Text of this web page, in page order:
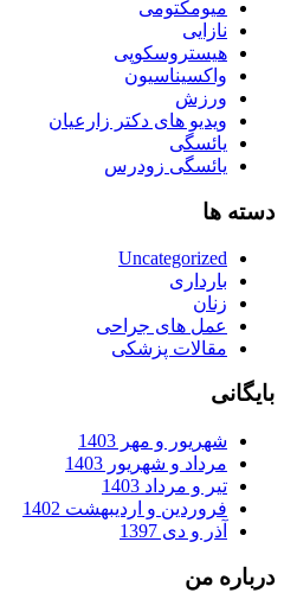
میومکتومی
نازایی
هیستروسکوپی
واکسیناسیون
ورزش
ویدیو های دکتر زارعیان
یائسگی
یائسگی زودرس
دسته ها
Uncategorized
بارداری
زنان
عمل های جراحی
مقالات پزشکی
بایگانی
شهریور و مهر 1403
مرداد و شهریور 1403
تیر و مرداد 1403
فروردین و اردیبهشت 1402
آذر و دی 1397
درباره من